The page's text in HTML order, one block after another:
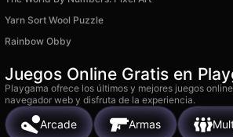
Yarn Sort Wool Puzzle
Rainbow Obby
Juegos Online Gratis en
Playgama ofrece los últimos y mejores juegos
navegador web y disfruta de la experiencia.
Arcade Armas